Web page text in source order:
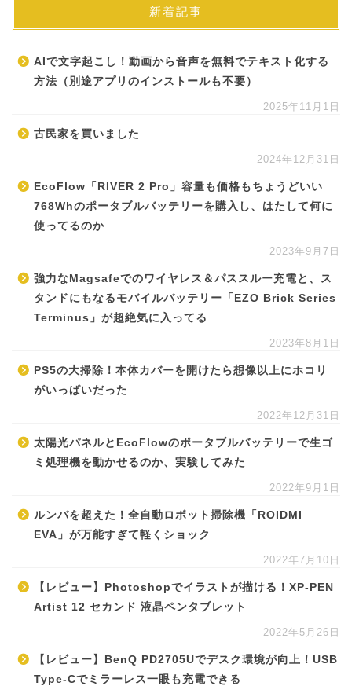
新着記事
AIで文字起こし！動画から音声を無料でテキスト化する
方法（別途アプリのインストールも不要）
2025年11月1日
古民家を買いました
2024年12月31日
EcoFlow「RIVER 2 Pro」容量も価格もちょうどいい
768Whのポータブルバッテリーを購入し、はたして何に
使ってるのか
2023年9月7日
強力なMagsafeでのワイヤレス＆パススルー充電と、ス
タンドにもなるモバイルバッテリー「EZO Brick Series
Terminus」が超絶気に入ってる
2023年8月1日
PS5の大掃除！本体カバーを開けたら想像以上にホコリ
がいっぱいだった
2022年12月31日
太陽光パネルとEcoFlowのポータブルバッテリーで生ゴ
ミ処理機を動かせるのか、実験してみた
2022年9月1日
ルンバを超えた！全自動ロボット掃除機「ROIDMI
EVA」が万能すぎて軽くショック
2022年7月10日
【レビュー】Photoshopでイラストが描ける！XP-PEN
Artist 12 セカンド 液晶ペンタブレット
2022年5月26日
【レビュー】BenQ PD2705Uでデスク環境が向上！USB
Type-Cでミラーレス一眼も充電できる